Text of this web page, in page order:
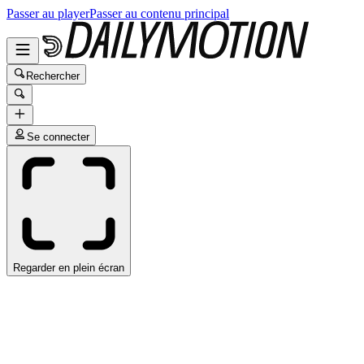
Passer au playerPasser au contenu principal
Rechercher
Se connecter
Regarder en plein écran